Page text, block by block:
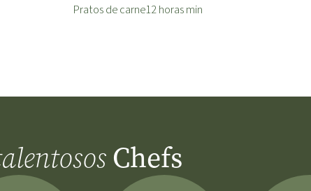
Pratos de carne12 horas min
Chefs